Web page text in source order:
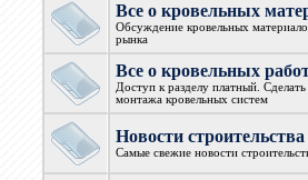
Все о кровельных
Обсуждение кровельных
рынка
Все о кровельных
Доступ к разделу платный.
монтажа кровельных систем
Новости
Самые свежие новости